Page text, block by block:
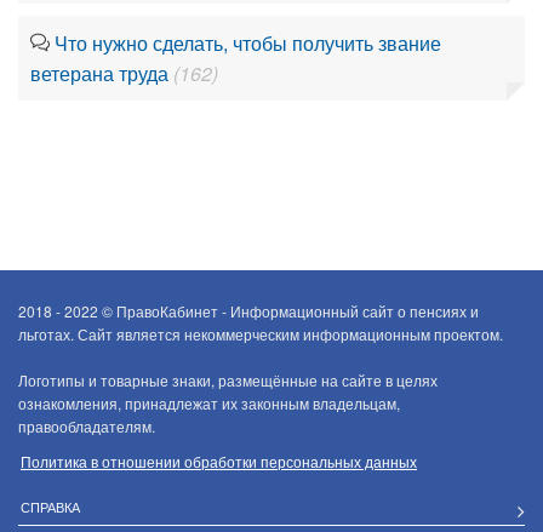
Что нужно сделать, чтобы получить звание
ветерана труда (162)
2018 - 2022 © ПравоКабинет - Информационный сайт о пенсиях и
льготах. Сайт является некоммерческим информационным проектом.
Логотипы и товарные знаки, размещённые на сайте в целях
ознакомления, принадлежат их законным владельцам,
правообладателям.
Политика в отношении обработки персональных данных
СПРАВКА